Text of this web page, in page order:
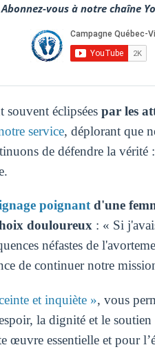
Abonnez-vous à notre chaîne
souvent éclipsées par les
service, déplorant que
de défendre la vérité
poignantd'une
douloureux: « Si
néfastes de
de continuer notre
et inquiète », vous
la dignité et le
œuvre essentielle et pour